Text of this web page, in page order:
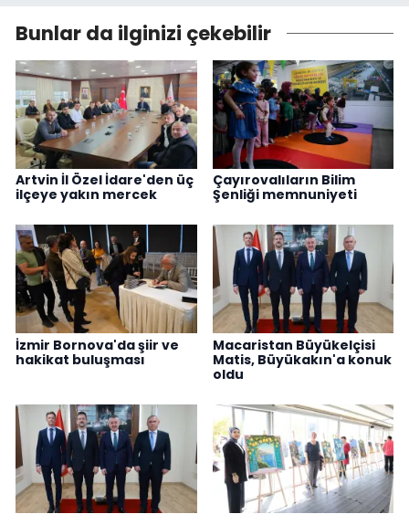
Bunlar da ilginizi çekebilir
Artvin İl Özel İdare'den üç
ilçeye yakın mercek
Çayırovalıların Bilim
Şenliği memnuniyeti
İzmir Bornova'da şiir ve
hakikat buluşması
Macaristan Büyükelçisi
Matis, Büyükakın'a konuk
oldu